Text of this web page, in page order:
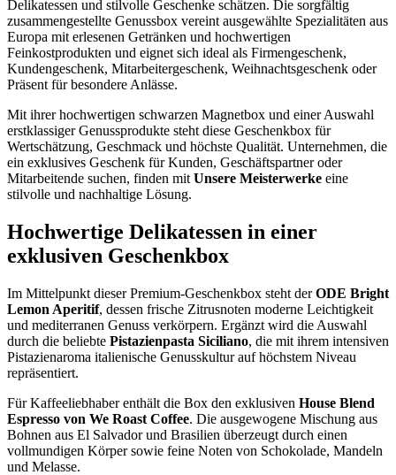
Delikatessen und stilvolle Geschenke schätzen. Die sorgfältig
zusammengestellte Genussbox vereint ausgewählte Spezialitäten aus
Europa mit erlesenen Getränken und hochwertigen
Feinkostprodukten und eignet sich ideal als Firmengeschenk,
Kundengeschenk, Mitarbeitergeschenk, Weihnachtsgeschenk oder
Präsent für besondere Anlässe.
Mit ihrer hochwertigen schwarzen Magnetbox und einer Auswahl
erstklassiger Genussprodukte steht diese Geschenkbox für
Wertschätzung, Geschmack und höchste Qualität. Unternehmen, die
ein exklusives Geschenk für Kunden, Geschäftspartner oder
Mitarbeitende suchen, finden mit Unsere Meisterwerke eine
stilvolle und nachhaltige Lösung.
Hochwertige Delikatessen in einer
exklusiven Geschenkbox
Im Mittelpunkt dieser Premium-Geschenkbox steht derODE Bright
Lemon Aperitif, dessen frische Zitrusnoten moderne Leichtigkeit
und mediterranen Genuss verkörpern. Ergänzt wird die Auswahl
durch die beliebte Pistazienpasta Siciliano, die mit ihrem intensiven
Pistazienaroma italienische Genusskultur auf höchstem Niveau
repräsentiert.
Für Kaffeeliebhaber enthält die Box den exklusiven House Blend
Espresso von We Roast Coffee. Die ausgewogene Mischung aus
Bohnen aus El Salvador und Brasilien überzeugt durch einen
vollmundigen Körper sowie feine Noten von Schokolade, Mandeln
und Melasse.